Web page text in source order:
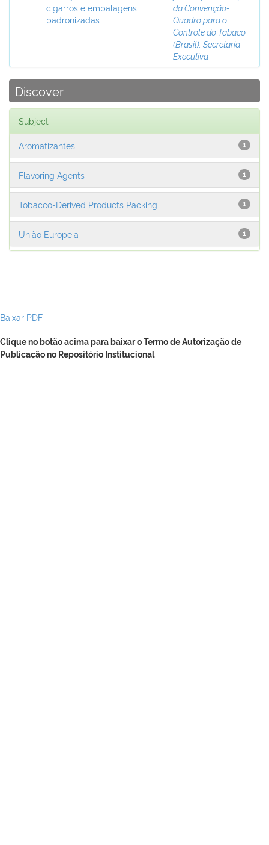
cigarros e embalagens
padronizadas
da Convenção-
Quadro para o
Controle do Tabaco
(Brasil). Secretaria
Executiva
Discover
Subject
1
Aromatizantes
1
Flavoring Agents
1
Tobacco-Derived Products Packing
1
União Europeia
Baixar PDF
Clique no botão acima para baixar o Termo de Autorização de
Publicação no Repositório Institucional